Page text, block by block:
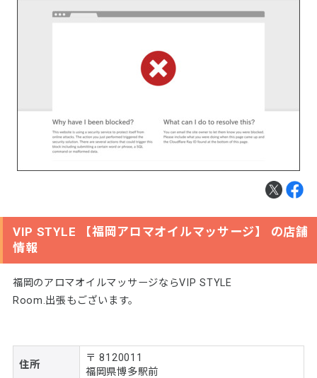
VIP STYLE 【福岡アロマオイルマッサージ】 の店舗
情報
福岡のアロマオイルマッサージならVIP STYLE
Room.出張もございます。
住所
〒 8120011
福岡県博多駅前